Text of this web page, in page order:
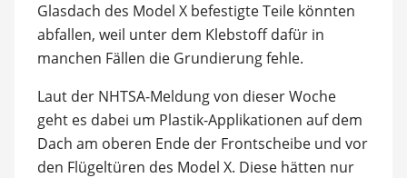
Glasdach des Model X befestigte Teile könnten
abfallen, weil unter dem Klebstoff dafür in
manchen Fällen die Grundierung fehle.
Laut der NHTSA-Meldung von dieser Woche
geht es dabei um Plastik-Applikationen auf dem
Dach am oberen Ende der Frontscheibe und vor
den Flügeltüren des Model X. Diese hätten nur